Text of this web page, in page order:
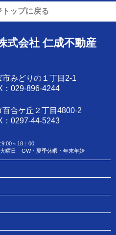
トップに戻る
式会社 仁成不動産
みどりの１丁目2-1
：029-896-4244
合ケ丘２丁目4800-2
：0297-44-5243
～18：00
曜日 GW・夏季休暇・年末年始